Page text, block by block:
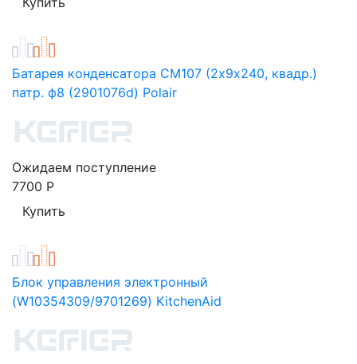
Батарея конденсатора СМ107 (2х9х240, квадр.)
патр. ф8 (2901076d) Polair
Ожидаем поступление
7700 Р
Блок управления электронный
(W10354309/9701269) KitchenAid